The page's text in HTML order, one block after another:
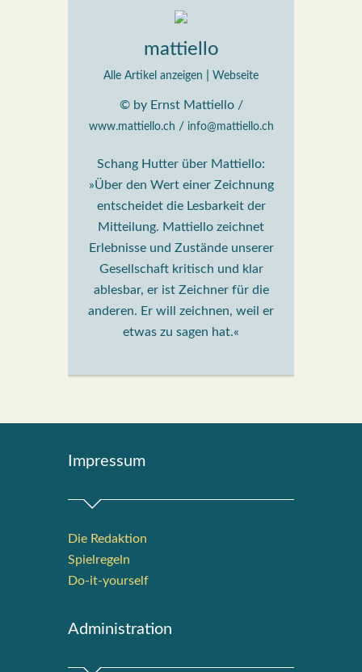
mattiello
Alle Artikel anzeigen Webseite
© by Ernst Mattiello /
www.mattiello.ch / info@mattiello.ch
Schang Hutter über Mattiello:
»Über den Wert einer Zeichnung
entscheidet die Lesbarkeit der
Mitteilung. Mattiello zeichnet
Erlebnisse und Zustände unserer
Gesellschaft kritisch und klar
ablesbar, er ist Zeichner für die
anderen. Er will zeichnen, weil er
etwas zu sagen hat.«
Impres­sum
Die Redak­ti­on
Spiel­re­geln
Do-it-your­s­elf
Admi­nis­tra­ti­on